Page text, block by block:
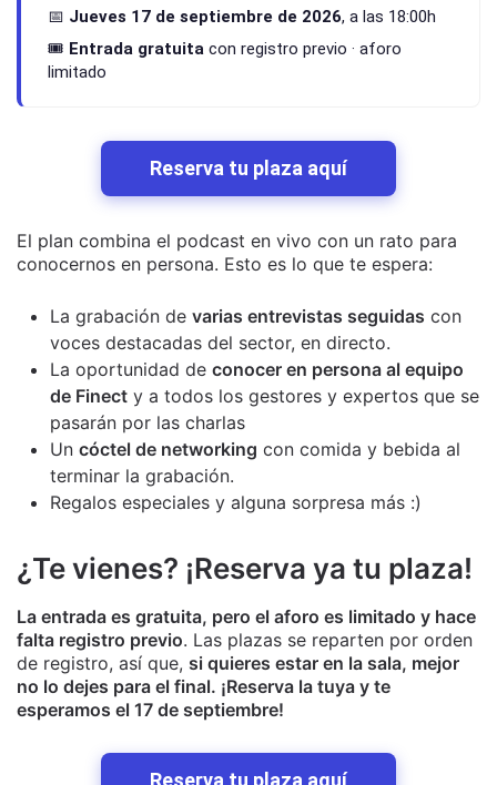
📅 Jueves 17 de septiembre de 2026, a las 18:00h
🎟️ Entrada gratuita con registro previo · aforo
limitado
Reserva tu plaza aquí
El plan combina el podcast en vivo con un rato para
conocernos en persona. Esto es lo que te espera:
La grabación de varias entrevistas seguidas con
voces destacadas del sector, en directo.
La oportunidad de conocer en persona al equipo
de Finect y a todos los gestores y expertos que se
pasarán por las charlas
Un cóctel de networking con comida y bebida al
terminar la grabación.
Regalos especiales y alguna sorpresa más :)
¿Te vienes? ¡Reserva ya tu plaza!
La entrada es gratuita, pero el aforo es limitado y hace
falta registro previo. Las plazas se reparten por orden
de registro, así que, si quieres estar en la sala, mejor
no lo dejes para el final. ¡Reserva la tuya y te
esperamos el 17 de septiembre!
Reserva tu plaza aquí